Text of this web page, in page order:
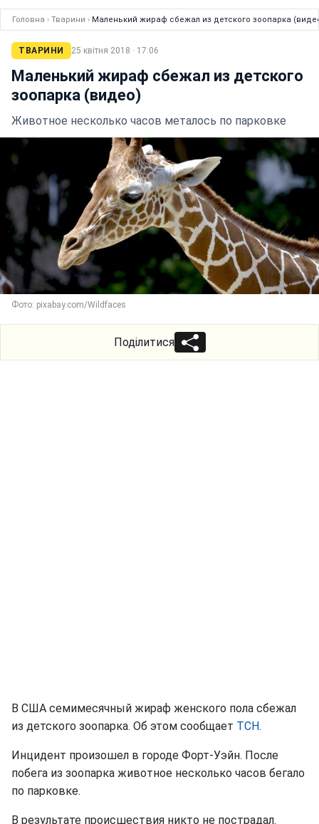
Головна › Тварини › Маленький жираф сбежал из детского зоопарка
ТВАРИНИ 25 квітня 2018 · 17:06
Маленький жираф сбежал из детского
зоопарка (видео)
Животное несколько часов металось по парковке
Фото: pixabay.com/Wildfaces
Поділитися
В США семимесячный жираф женского пола сбежал
из детского зоопарка. Об этом сообщает ТСН.
Инцидент произошел в городе Форт-Уэйн. После
побега из зоопарка животное несколько часов бегало
по парковке.
В результате происшествия никто не пострадал.